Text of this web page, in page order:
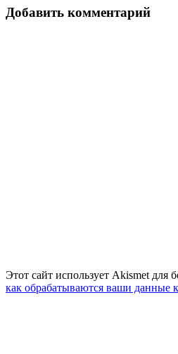
Добавить комментарий
Этот сайт использует Akismet для
как обрабатываются ваши данные